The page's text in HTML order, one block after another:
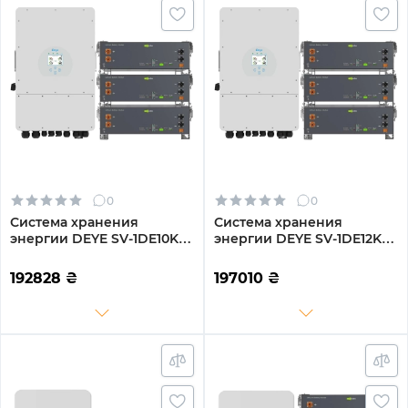
0
Система хранения
энергии DEYE SV-1DE10K1-
3BAT LiFePO4 ≥6000
циклов (SV-1DE10K1-
192828 ₴
0
Система хранения
энергии DEYE SV-1DE12K1-
3BAT LiFePO4 ≥6000
циклов (SV-1DE12K1-
197010 ₴